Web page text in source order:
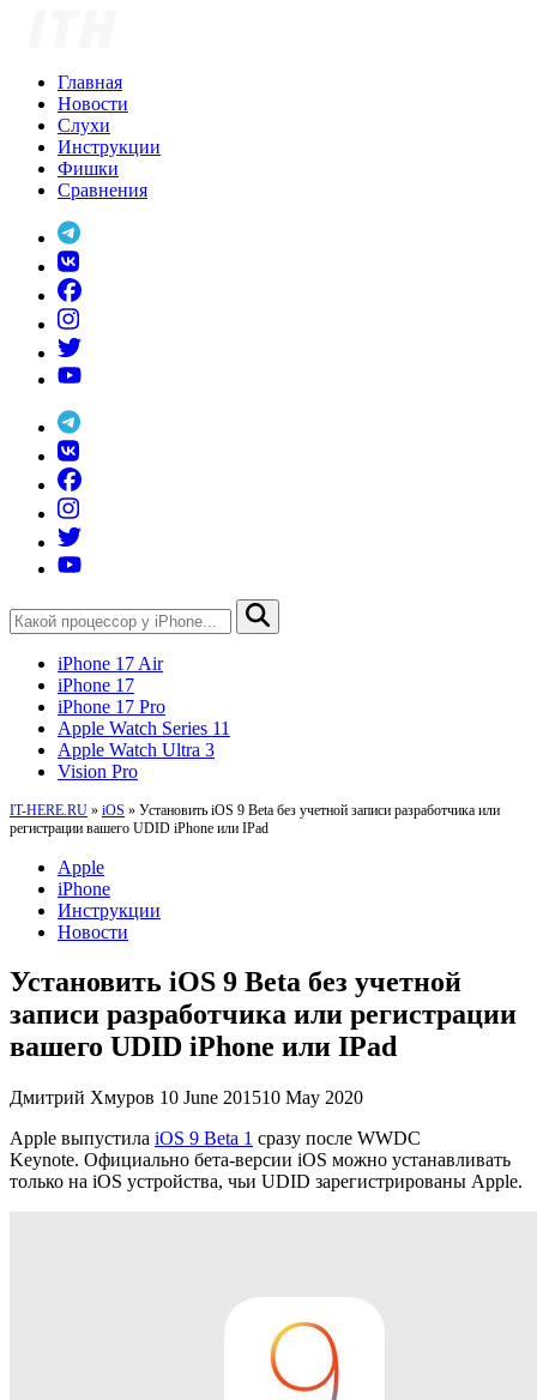
Главная
Новости
Слухи
Инструкции
Фишки
Сравнения
iPhone 17 Air
iPhone 17
iPhone 17 Pro
Apple Watch Series 11
Apple Watch Ultra 3
Vision Pro
IT-HERE.RU » iOS » Установить iOS 9 Beta без учетной записи разработчика или
регистрации вашего UDID iPhone или IPad
Apple
iPhone
Инструкции
Новости
Установить iOS 9 Beta без учетной
записи разработчика или регистрации
вашего UDID iPhone или IPad
Дмитрий Хмуров 10 June 201510 May 2020
Apple выпустила iOS 9 Beta 1 сразу после WWDC
Keynote. Официально бета-версии iOS можно устанавливать
только на iOS устройства, чьи UDID зарегистрированы Apple.